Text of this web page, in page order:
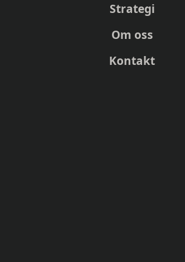
Strategi
Om oss
Kontakt